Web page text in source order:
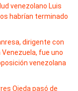
venezolano Luis
habrían terminado
dirigente con
fue uno
venezolana
Ojeda pasó de